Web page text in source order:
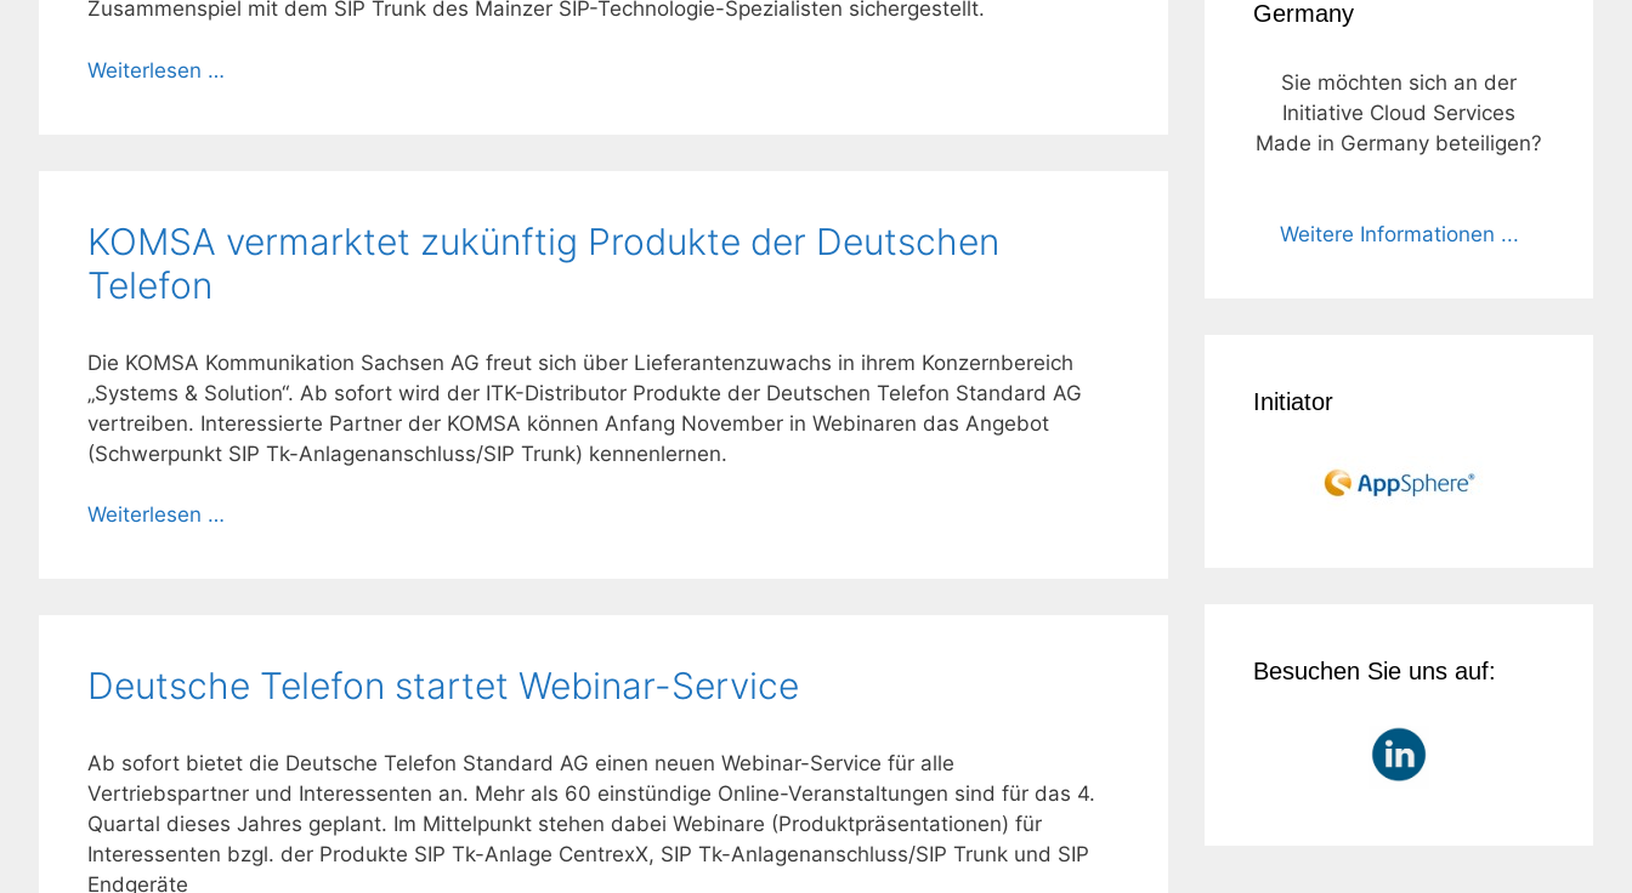
Zusammenspiel mit dem SIP Trunk des Mainzer SIP-Technologie-Spezialisten sichergestellt.
Weiterlesen …
KOMSA vermarktet zukünftig Produkte der Deutschen
Telefon
Die KOMSA Kommunikation Sachsen AG freut sich über Lieferantenzuwachs in ihrem Konzernbereich
„Systems & Solution“. Ab sofort wird der ITK-Distributor Produkte der Deutschen Telefon Standard AG
vertreiben. Interessierte Partner der KOMSA können Anfang November in Webinaren das Angebot
(Schwerpunkt SIP Tk-Anlagenanschluss/SIP Trunk) kennenlernen.
Weiterlesen …
Deutsche Telefon startet Webinar-Service
Ab sofort bietet die Deutsche Telefon Standard AG einen neuen Webinar-Service für alle
Vertriebspartner und Interessenten an. Mehr als 60 einstündige Online-Veranstaltungen sind für das 4.
Quartal dieses Jahres geplant. Im Mittelpunkt stehen dabei Webinare (Produktpräsentationen) für
Interessenten bzgl. der Produkte SIP Tk-Anlage CentrexX, SIP Tk-Anlagenanschluss/SIP Trunk und SIP
Endgeräte
Germany
Sie möchten sich an der
Initiative Cloud Services
Made in Germany beteiligen?
Weitere Informationen ...
Initiator
Besuchen Sie uns auf: